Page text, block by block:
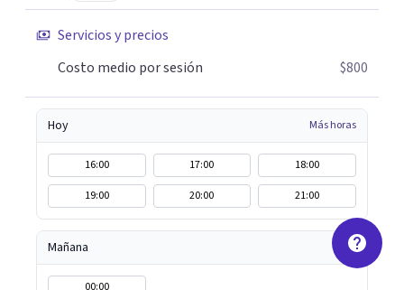
Servicios y precios
Costo medio por sesión
$800
Hoy Más horas
16:00 17:00
18:00
19:00
20:00 21:00
Mañana
00:00